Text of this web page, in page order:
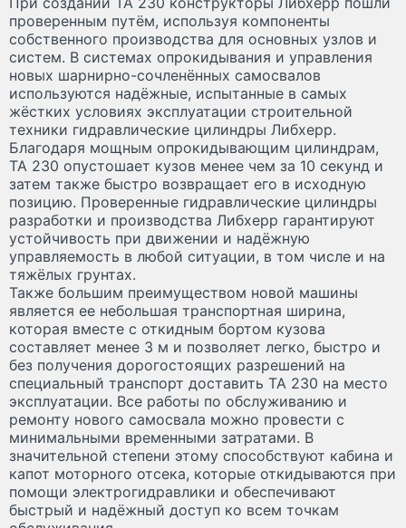
проверенным путём, используя компоненты
собственного производства для основных узлов и
систем. В системах опрокидывания и управления
новых шарнирно-сочленённых самосвалов
используются надёжные, испытанные в самых
жёстких условиях эксплуатации строительной
техники гидравлические цилиндры Либхерр.
Благодаря мощным опрокидывающим цилиндрам,
TA 230 опустошает кузов менее чем за 10 секунд и
затем также быстро возвращает его в исходную
позицию. Проверенные гидравлические цилиндры
разработки и производства Либхерр гарантируют
устойчивость при движении и надёжную
управляемость в любой ситуации, в том числе и на
тяжёлых грунтах.
Также большим преимуществом новой машины
является ее небольшая транспортная ширина,
которая вместе с откидным бортом кузова
составляет менее 3 м и позволяет легко, быстро и
без получения дорогостоящих разрешений на
специальный транспорт доставить TA 230 на место
эксплуатации. Все работы по обслуживанию и
ремонту нового самосвала можно провести с
минимальными временными затратами. В
значительной степени этому способствуют кабина и
капот моторного отсека, которые откидываются при
помощи электрогидравлики и обеспечивают
быстрый и надёжный доступ ко всем точкам